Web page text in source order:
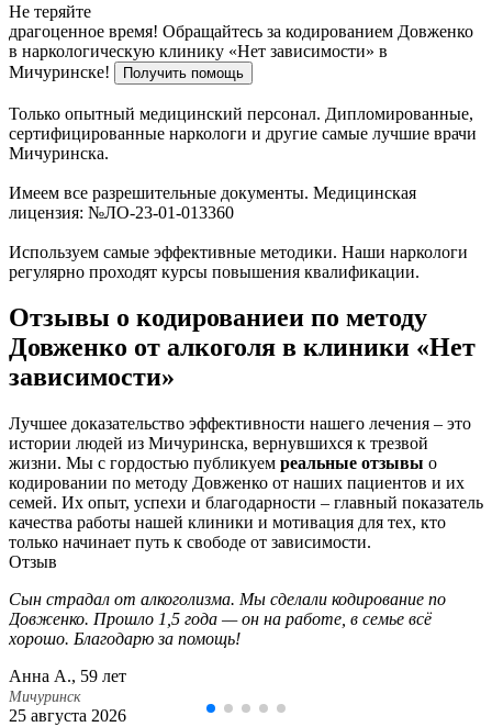
Не теряйте
драгоценное время! Обращайтесь за кодированием Довженко
в наркологическую клинику «Нет зависимости» в
Мичуринске!
Получить помощь
Только опытный медицинский персонал. Дипломированные,
сертифицированные наркологи и другие самые лучшие врачи
Мичуринска.
Имеем все разрешительные документы. Медицинская
лицензия: №ЛО-23-01-013360
Используем самые эффективные методики. Наши наркологи
регулярно проходят курсы повышения квалификации.
Отзывы о кодированиеи по методу
Довженко от алкоголя в клиники «Нет
зависимости»
Лучшее доказательство эффективности нашего лечения – это
истории людей из Мичуринска, вернувшихся к трезвой
жизни. Мы с гордостью публикуем реальные отзывы о
кодировании по методу Довженко от наших пациентов и их
семей. Их опыт, успехи и благодарности – главный показатель
качества работы нашей клиники и мотивация для тех, кто
только начинает путь к свободе от зависимости.
Отзыв
Сын страдал от алкоголизма. Мы сделали кодирование по
Довженко. Прошло 1,5 года — он на работе, в семье всё
хорошо. Благодарю за помощь!
Анна А., 59 лет
Мичуринск
25 августа 2026